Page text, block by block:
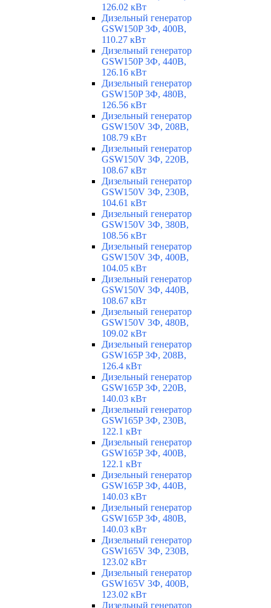
126.02 кВт
Дизельный генератор
GSW150P 3Ф, 400В,
110.27 кВт
Дизельный генератор
GSW150P 3Ф, 440В,
126.16 кВт
Дизельный генератор
GSW150P 3Ф, 480В,
126.56 кВт
Дизельный генератор
GSW150V 3Ф, 208В,
108.79 кВт
Дизельный генератор
GSW150V 3Ф, 220В,
108.67 кВт
Дизельный генератор
GSW150V 3Ф, 230В,
104.61 кВт
Дизельный генератор
GSW150V 3Ф, 380В,
108.56 кВт
Дизельный генератор
GSW150V 3Ф, 400В,
104.05 кВт
Дизельный генератор
GSW150V 3Ф, 440В,
108.67 кВт
Дизельный генератор
GSW150V 3Ф, 480В,
109.02 кВт
Дизельный генератор
GSW165P 3Ф, 208В,
126.4 кВт
Дизельный генератор
GSW165P 3Ф, 220В,
140.03 кВт
Дизельный генератор
GSW165P 3Ф, 230В,
122.1 кВт
Дизельный генератор
GSW165P 3Ф, 400В,
122.1 кВт
Дизельный генератор
GSW165P 3Ф, 440В,
140.03 кВт
Дизельный генератор
GSW165P 3Ф, 480В,
140.03 кВт
Дизельный генератор
GSW165V 3Ф, 230В,
123.02 кВт
Дизельный генератор
GSW165V 3Ф, 400В,
123.02 кВт
Дизельный генератор